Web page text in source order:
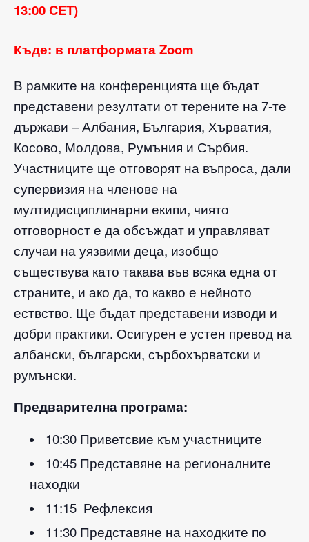
13:00 CET)
Къде: в платформата Zoom
В рамките на конференцията ще бъдат
представени резултати от терените на 7-те
държави – Албания, България, Хърватия,
Косово, Молдова, Румъния и Сърбия.
Участниците ще отговорят на въпроса, дали
супервизия на членове на
мултидисциплинарни екипи, чиято
отговорност е да обсъждат и управляват
случаи на уязвими деца, изобщо
съществува като такава във всяка една от
страните, и ако да, то какво е нейното
ествство. Ще бъдат представени изводи и
добри практики. Осигурен е устен превод на
албански, български, сърбохърватски и
румънски.
Предварителна програма:
10:30 Приветсвие към участниците
10:45 Представяне на регионалните
находки
11:15 Рефлексия
11:30 Представяне на находките по